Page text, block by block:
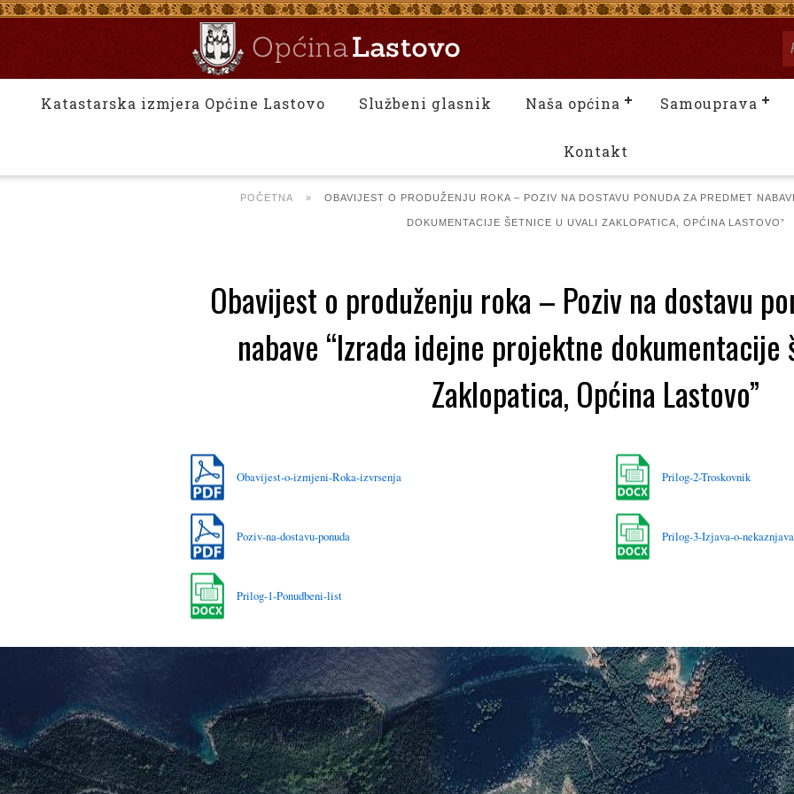
Katastarska izmjera Općine Lastovo Službeni glasnik Naša općina Samouprava
Kontakt
POČETNA » OBAVIJEST O PRODUŽENJU ROKA – POZIV NA DOSTAVU PONUDA ZA PREDMET
DOKUMENTACIJE ŠETNICE U UVALI ZAKLOPATICA, OPĆINA LASTOVO”
Obavijest o produženju roka – Poziv na dostavu
nabave “Izrada idejne projektne
Zaklopatica, Općina Lastovo”
Obavijest-o-izmjeni-Roka-izvrsenja
Poziv-na-dostavu-ponuda
Prilog-1-Ponudbeni-list
Prilog-2-Troskovnik
Prilog-3-Izjava-o-